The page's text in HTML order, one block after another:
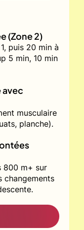
(Zone 2)
puis 20 min à
5 min, 10 min
avec
musculaire
planche).
800 m+ sur
changements